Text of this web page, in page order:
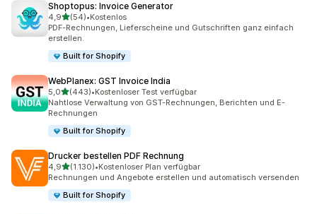
Shoptopus: Invoice Generator
4,9von 5 Sternen
(54)
54 Rezensionen insgesamt
•Kostenlos
PDF-Rechnungen, Lieferscheine und Gutschriften ganz einfach
erstellen.
Built for Shopify
WebPlanex: GST Invoice India
5,0von 5 Sternen
(443)
443 Rezensionen insgesamt
•Kostenloser Test verfügbar
Nahtlose Verwaltung von GST-Rechnungen, Berichten und E-
Rechnungen
Built for Shopify
Drucker bestellen PDF Rechnung
4,9von 5 Sternen
(1.130)
1130 Rezensionen insgesamt
•Kostenloser Plan verfügbar
Rechnungen und Angebote erstellen und automatisch versenden
Built for Shopify